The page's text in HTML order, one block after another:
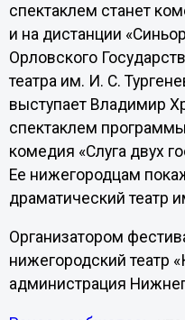
спектаклем станет
и на дистанции
Орловского
театра им. И. С.
выступает Владимир
спектаклем
комедия «Слуга двух
Ее нижегородцам
драматический театр
Организатором
нижегородский театр
администрация